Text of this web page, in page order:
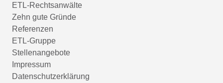
ETL-Rechtsanwälte
Zehn gute Gründe
Referenzen
ETL-Gruppe
Stellenangebote
Impressum
Datenschutzerklärung